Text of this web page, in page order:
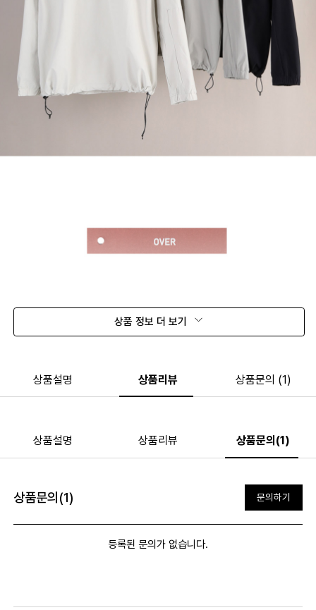
상품 정보 더 보기
상품설명 상품리뷰 상품문의 (1)
상품설명 상품리뷰 상품문의(1)
상품문의(1) 문의하기
등록된 문의가 없습니다.